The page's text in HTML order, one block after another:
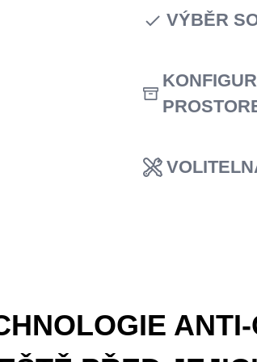
nejrychlejší v
nastavení
VÝBĚR
(3
se záporným
volitelnému
deskou